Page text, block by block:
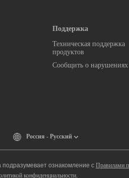
Поддержка
Техническая поддержка
продуктов
Сообщить о нарушениях
Россия - Русский
подразумевает ознакомление с Правилами
конфиденциальности.